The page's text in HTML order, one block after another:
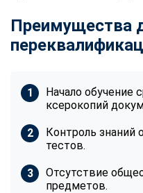
Преимущества
Начало обучение
ксерокопий
Контроль знаний
тестов.
Отсутствие
предметов.